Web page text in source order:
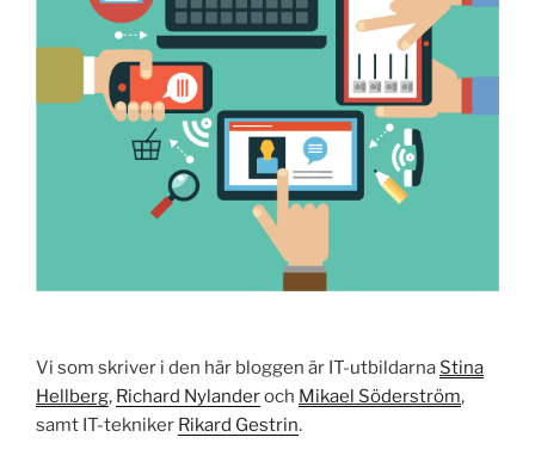
Vi som skriver i den här bloggen är IT-utbildarna Stina
Hellberg, Richard Nylanderoch Mikael Söderström,
samt IT-tekniker Rikard Gestrin.